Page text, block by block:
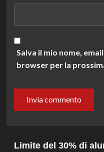
Salva il mio nome,
browser per la
Limite del 30% di